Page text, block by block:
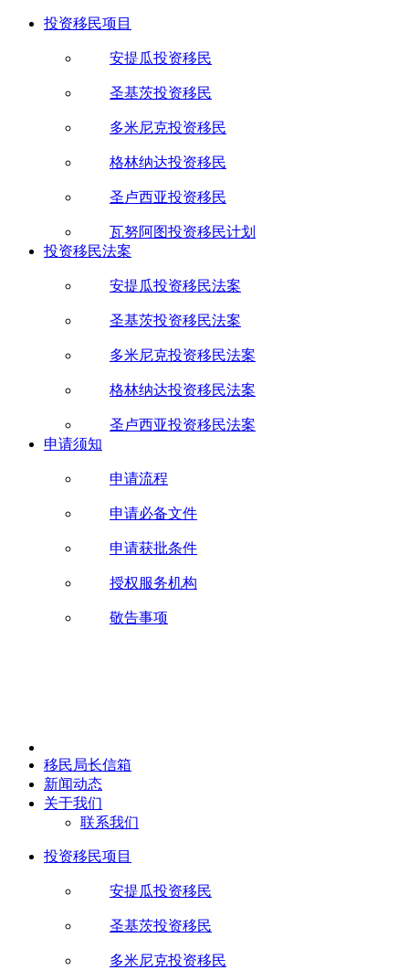
投资移民项目
安提瓜投资移民
圣基茨投资移民
多米尼克投资移民
格林纳达投资移民
圣卢西亚投资移民
瓦努阿图投资移民计划
投资移民法案
安提瓜投资移民法案
圣基茨投资移民法案
多米尼克投资移民法案
格林纳达投资移民法案
圣卢西亚投资移民法案
申请须知
申请流程
申请必备文件
申请获批条件
授权服务机构
敬告事项
移民局长信箱
新闻动态
关于我们
联系我们
投资移民项目
安提瓜投资移民
圣基茨投资移民
多米尼克投资移民